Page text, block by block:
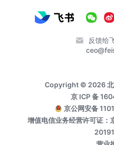
反馈给
Copyright © 2026 北
京 ICP 备
京公网安备
增值电信业务经营许可证